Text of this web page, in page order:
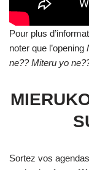
Pour plus
noter que l’opening
ne?? Miteru yo
Sortez vos